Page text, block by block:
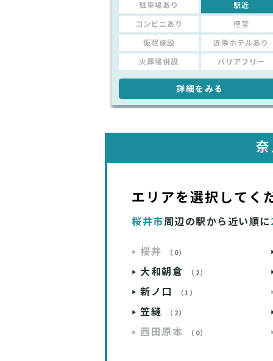
駐車場あり 駅近
コンビニあり 控室
仮眠施設 近隣ホテルあり
火葬場併設 バリアフリー
詳細をみる
エリアを選択してく
桜井市周辺の駅から近い順に
桜井 （0）
大和朝倉 （2）
新ノ口 （1）
笠縫 （2）
西田原本 （0）